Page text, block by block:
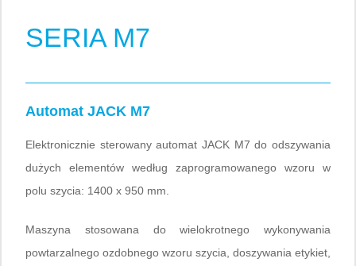
SERIA M7
Automat JACK M7
Elektronicznie sterowany automat JACK M7 do odszywania
dużych elementów według zaprogramowanego wzoru w
polu szycia: 1400 x 950 mm.
Maszyna stosowana do wielokrotnego wykonywania
powtarzalnego ozdobnego wzoru szycia, doszywania etykiet,